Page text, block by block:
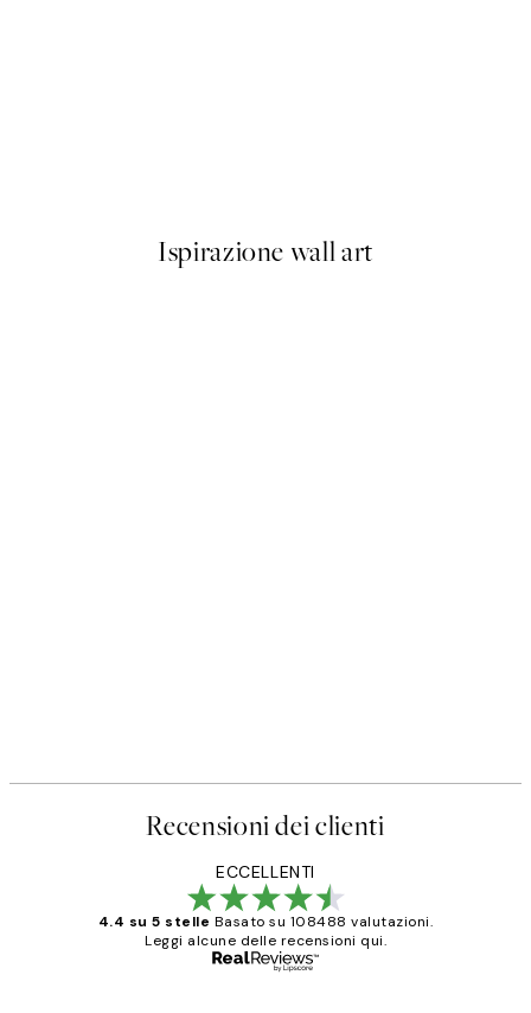
Ispirazione wall art
Recensioni dei clienti
ECCELLENTI
4.4 su 5 stelle Basato su 108488 valutazioni.
Leggi alcune delle recensioni qui.